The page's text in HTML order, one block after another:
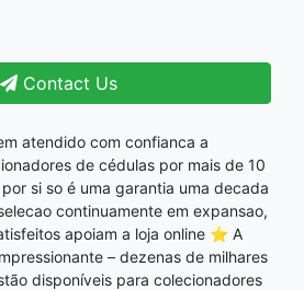
Contact Us
atendido com confianca a
de cédulas por mais de 10
si so é uma garantia uma decada
continuamente em expansao,
apoiam a loja online ⭐ A
– dezenas de milhares
disponíveis para colecionadores